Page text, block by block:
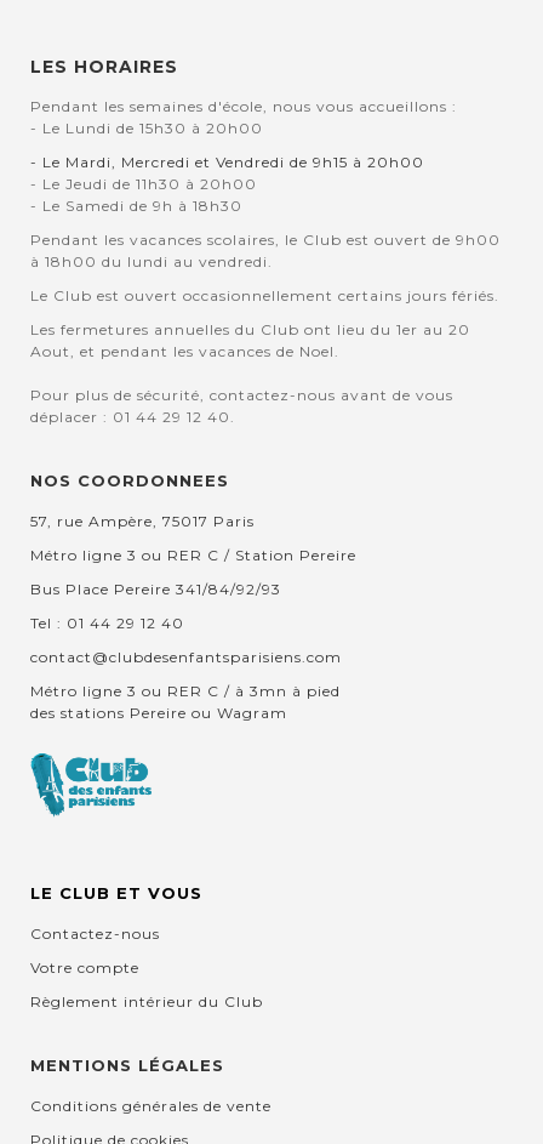
LES HORAIRES
Pendant les semaines d'école, nous vous accueillons :
- Le Lundi de 15h30 à 20h00
- Le Mardi, Mercredi et Vendredi de 9h15 à 20h00
- Le Jeudi de 11h30 à 20h00
- Le Samedi de 9h à 18h30
Pendant les vacances scolaires, le Club est ouvert de 9h00
à 18h00 du lundi au vendredi.
Le Club est ouvert occasionnellement certains jours fériés.
Les fermetures annuelles du Club ont lieu du 1er au 20
Aout, et pendant les vacances de Noel.
Pour plus de sécurité, contactez-nous avant de vous
déplacer : 01 44 29 12 40.
NOS COORDONNEES
57, rue Ampère, 75017 Paris
Métro ligne 3 ou RER C / Station Pereire
Bus Place Pereire 341/84/92/93
Tel : 01 44 29 12 40
contact@clubdesenfantsparisiens.com
Métro ligne 3 ou RER C / à 3mn à pied
des stations Pereire ou Wagram
LE CLUB ET VOUS
Contactez-nous
Votre compte
Règlement intérieur du Club
MENTIONS LÉGALES
Conditions générales de vente
Politique de cookies